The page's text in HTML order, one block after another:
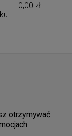
0,00 zł
otrzymywać